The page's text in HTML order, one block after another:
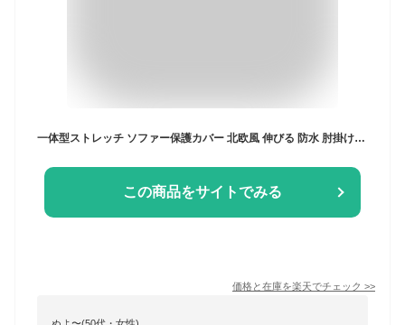
一体型ストレッチ ソファー保護カバー 北欧風 伸びる 防水 肘掛けあり チェック柄 四季通用 ペット用 毛布兼用 滑り止め付き 弾力性 洗濯機対応 カウチソファ カバー お洒落 インテリア 肘付き ストレッチ伸縮タイプ 防塵 通気性良 RaogtCYU
この商品をサイトでみる
価格と在庫を楽天でチェック >>